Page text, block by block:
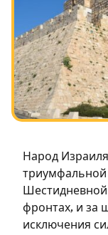
Посты в
Ханука
Пурим
Народ
Шестидневной
фронтах, и за
исключения